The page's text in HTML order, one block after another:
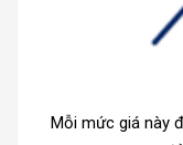
Mỗi mức giá này